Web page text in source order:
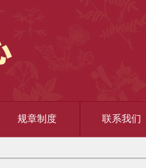
规章制度 联系我们